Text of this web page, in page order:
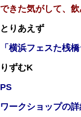
できた気がして、飲
とりあえず
「横浜フェスた桟
りずむK
PS
ワークショップの